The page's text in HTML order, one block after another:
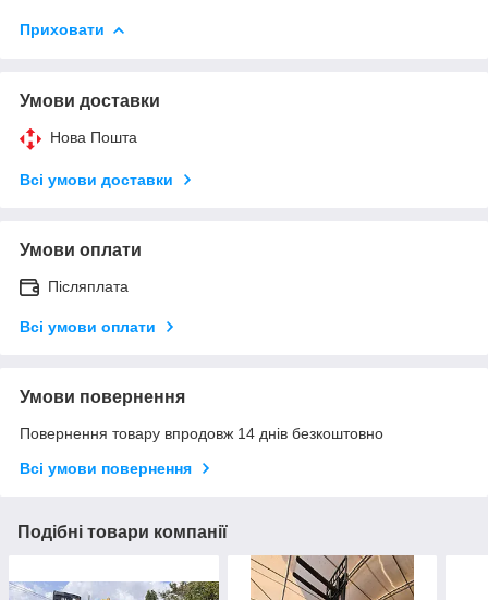
Приховати
Умови доставки
Нова Пошта
Всі умови доставки
Умови оплати
Післяплата
Всі умови оплати
Умови повернення
Повернення товару впродовж 14 днів безкоштовно
Всі умови повернення
Подібні товари компанії